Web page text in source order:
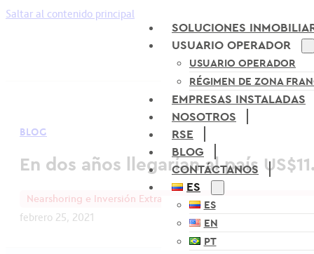
Saltar al contenido principal
SOLUCIONES
USUARIO OPERADOR
USUARIO OPERADOR
RÉGIMEN DE ZONA
EMPRESAS INSTALADAS
NOSOTROS
RSE
BLOG
CONTÁCTANOS
ES
ES
EN
PT
BLOG
En dos años llegarían al país
Nearshoring e Inversión Extranjera
febrero 25, 2021